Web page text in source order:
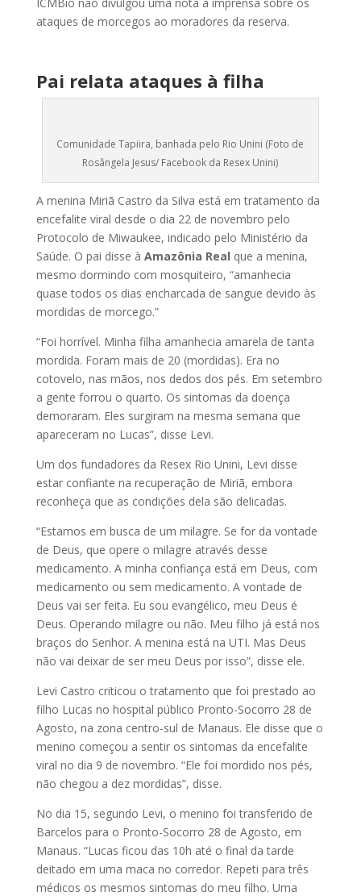
ataques de morcegos ao moradores da reserva.
Pai relata ataques à filha
Comunidade Tapiira, banhada pelo Rio Unini (Foto de
Rosângela Jesus/ Facebook da Resex Unini)
A menina Miriã Castro da Silva está em tratamento da
encefalite viral desde o dia 22 de novembro pelo
Protocolo de Miwaukee, indicado pelo Ministério da
Saúde. O pai disse à Amazônia Real que a menina,
mesmo dormindo com mosquiteiro, “amanhecia
quase todos os dias encharcada de sangue devido às
mordidas de morcego.”
“Foi horrível. Minha filha amanhecia amarela de tanta
mordida. Foram mais de 20 (mordidas). Era no
cotovelo, nas mãos, nos dedos dos pés. Em setembro
a gente forrou o quarto. Os sintomas da doença
demoraram. Eles surgiram na mesma semana que
apareceram no Lucas”, disse Levi.
Um dos fundadores da Resex Rio Unini, Levi disse
estar confiante na recuperação de Miriã, embora
reconheça que as condições dela são delicadas.
“Estamos em busca de um milagre. Se for da vontade
de Deus, que opere o milagre através desse
medicamento. A minha confiança está em Deus, com
medicamento ou sem medicamento. A vontade de
Deus vai ser feita. Eu sou evangélico, meu Deus é
Deus. Operando milagre ou não. Meu filho já está nos
braços do Senhor. A menina está na UTI. Mas Deus
não vai deixar de ser meu Deus por isso”, disse ele.
Levi Castro criticou o tratamento que foi prestado ao
filho Lucas no hospital público Pronto-Socorro 28 de
Agosto, na zona centro-sul de Manaus. Ele disse que o
menino começou a sentir os sintomas da encefalite
viral no dia 9 de novembro. “Ele foi mordido nos pés,
não chegou a dez mordidas”, disse.
No dia 15, segundo Levi, o menino foi transferido de
Barcelos para o Pronto-Socorro 28 de Agosto, em
Manaus. “Lucas ficou das 10h até o final da tarde
deitado em uma maca no corredor. Repeti para três
médicos os mesmos sintomas do meu filho. Uma